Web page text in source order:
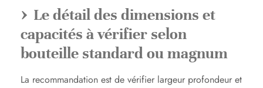
Le détail des dimensions et
capacités à vérifier selon
bouteille standard ou magnum
La recommandation est de vérifier largeur profondeur et